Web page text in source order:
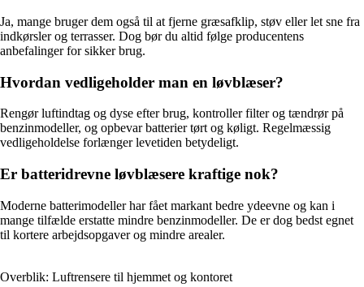
Ja, mange bruger dem også til at fjerne græsafklip, støv eller let sne fra
indkørsler og terrasser. Dog bør du altid følge producentens
anbefalinger for sikker brug.
Hvordan vedligeholder man en løvblæser?
Rengør luftindtag og dyse efter brug, kontroller filter og tændrør på
benzinmodeller, og opbevar batterier tørt og køligt. Regelmæssig
vedligeholdelse forlænger levetiden betydeligt.
Er batteridrevne løvblæsere kraftige nok?
Moderne batterimodeller har fået markant bedre ydeevne og kan i
mange tilfælde erstatte mindre benzinmodeller. De er dog bedst egnet
til kortere arbejdsopgaver og mindre arealer.
Overblik: Luftrensere til hjemmet og kontoret